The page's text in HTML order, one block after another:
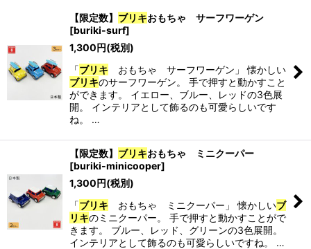
並び順:
絞り込む
【限定数】 ブリキおもちゃ サーフワーゲン
[buriki-surf]
1,300円(税別)
「ブリキ おもちゃ サーフワーゲン」 懐かしい
ブリキのサーフワーゲン。 手で押すと動かすこと
ができます。 イエロー、ブルー、レッドの3色展
開。 インテリアとして飾るのも可愛らしいです
ね。 …
【限定数】 ブリキおもちゃ ミニクーパー
[buriki-minicooper]
1,300円(税別)
「ブリキ おもちゃ ミニクーパー」 懐かしいブ
リキのミニクーパー。 手で押すと動かすことがで
きます。 ブルー、レッド、グリーンの3色展開。
インテリアとして飾るのも可愛らしいですね。 …